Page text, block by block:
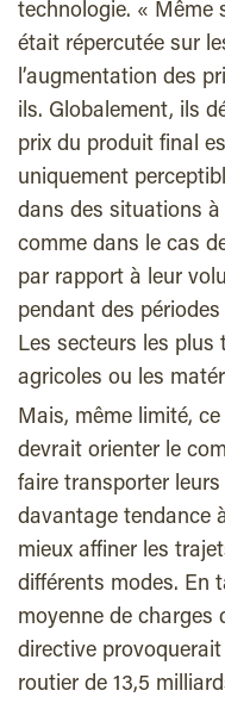
technologie. « Même
était répercutée sur
l’augmentation des
ils. Globalement, ils
prix du produit final
uniquement
dans des situations
comme dans le cas
par rapport à leur
pendant des
Les secteurs les plus
agricoles ou les
Mais, même limité,
devrait orienter le
faire transporter
davantage tendance
mieux affiner les
différents modes. En
moyenne de charges
directive
routier de 13,5